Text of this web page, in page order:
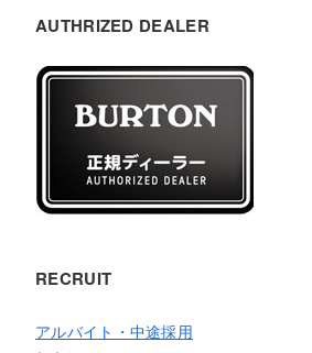
AUTHRIZED DEALER
RECRUIT
アルバイト・中途採用